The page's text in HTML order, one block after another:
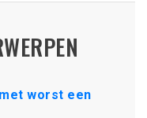
worst een